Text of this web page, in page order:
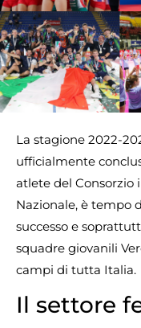
La stagione 2022-
ufficialmente
atlete del Consorzio
Nazionale, è tempo
successo e
squadre giovanili
campi di tutta Italia.
Il settore